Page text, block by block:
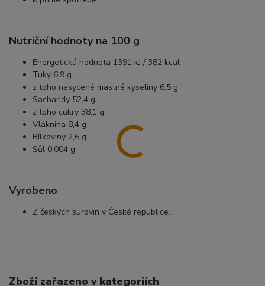
Nutriční hodnoty na 100 g
Energetická hodnota 1391 kJ / 382 kcal
Tuky 6,9 g
z toho nasycené mastné kyseliny 6,5 g
Sacharidy 52,4 g
z toho cukry 38,1 g
Vláknina 8,4 g
Bílkoviny 2,6 g
Sůl 0,004 g
Vyrobeno
Z českých surovin v České republice.
Zboží zařazeno v kategoriích